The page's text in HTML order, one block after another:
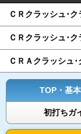
ＣＲクラッシュ･ク
ＣＲクラッシュ･ク
ＣＲＡクラッシュ･
TOP・基
初打ちガ